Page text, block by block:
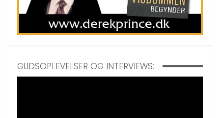
GUDSOPLEVELSER OG INTERVIEWS: